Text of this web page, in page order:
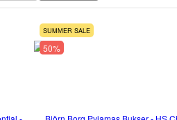
SUMMER SALE
50%